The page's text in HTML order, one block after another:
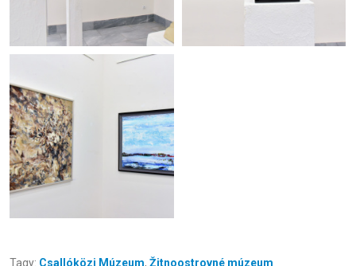
Tagy: Csallóközi Múzeum, Žitnoostrovné múzeum